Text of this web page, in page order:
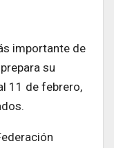
importante de
su
11 de febrero,